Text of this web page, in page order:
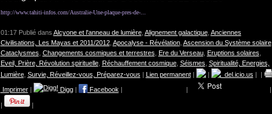
http://www.tahiti-infos.com/Australie-Une-plaque-pres-de-...
01:17 Publié dans Alcyone et l'anneau de lumière, Alignement galactique, Anciennes
Civilisations, Les Mayas et 2011/2012, Apocalyse - Révélation, Ascension du Système solaire,
Cataclysmes Changements cosmiques et terrestres Ere du Verseau, Eruptions solaires
Eveil, Prière, Révolution spirituelle, Réchauffement cosmique, Séismes Spiritualité, Energies,
Lumière, Survie, Réveillez-vous, Préparez-vous Lien permanent| | del.icio.us
Imprimer| Digg| Facebook
|